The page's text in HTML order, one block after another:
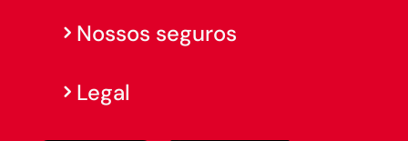
Nossos seguros
Legal